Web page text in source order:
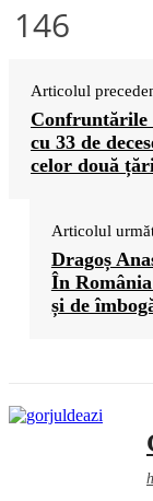
146
Articolul
Confruntările
cu 33 de
celor două țări
Articolul
Dragoș
În
și de